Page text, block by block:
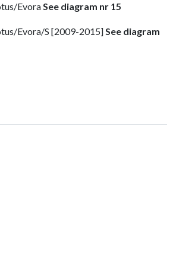
EvoraSee diagram nr 15
Evora/S [2009-2015]See diagram